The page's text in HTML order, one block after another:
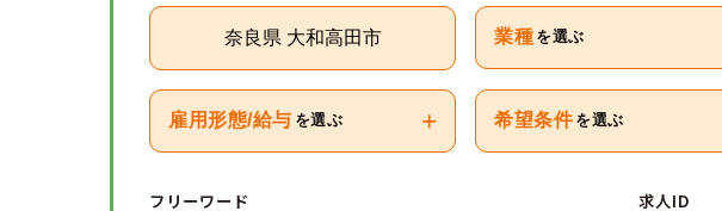
奈良県 大和高田市 業種 を選ぶ
雇用形態/給与 を選ぶ + 希望条件 を選ぶ
フリーワード 求人ID